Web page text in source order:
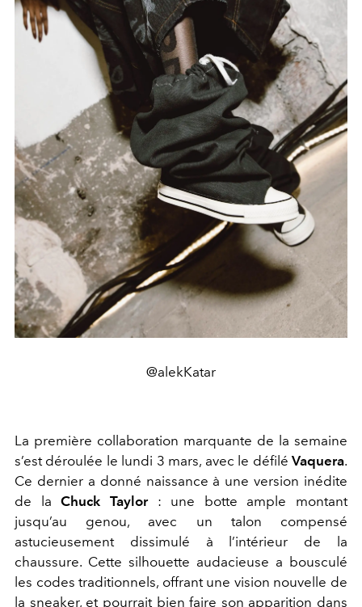
@alekKatar
La première collaboration marquante de la semaine
s’est déroulée le lundi 3 mars, avec le défilé Vaquera.
Ce dernier a donné naissance à une version inédite
de laChuck Taylor: une botte ample montant
jusqu’au genou, avec un talon compensé
astucieusement dissimulé à l’intérieur de la
chaussure. Cette silhouette audacieuse a bousculé
les codes traditionnels, offrant une vision nouvelle de
la sneaker, et pourrait bien faire son apparition dans